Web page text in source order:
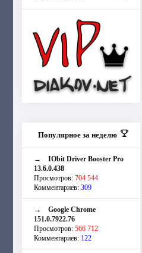
Популярное за неделю
→ IObit Driver Booster Pro
13.6.0.438
Просмотров: 704 544
Комментариев: 309
→ Google Chrome
151.0.7922.76
Просмотров: 566 712
Комментариев: 122